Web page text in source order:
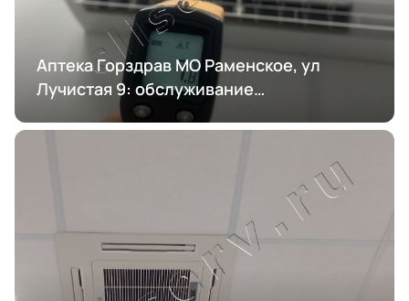
Аптека Горздрав МО Раменское, ул
Лучистая 9: обслуживание
кондиционирования